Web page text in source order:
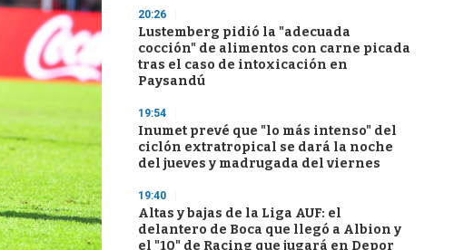
20:26
Lustemberg pidió la "adecuada
cocción" de alimentos con carne picada
tras el caso de intoxicación en
Paysandú
19:54
Inumet prevé que "lo más intenso" del
ciclón extratropical se dará la noche
del jueves y madrugada del viernes
19:40
Altas y bajas de la Liga AUF: el
delantero de Boca que llegó a Albion y
el "10" de Racing que jugará en Depor